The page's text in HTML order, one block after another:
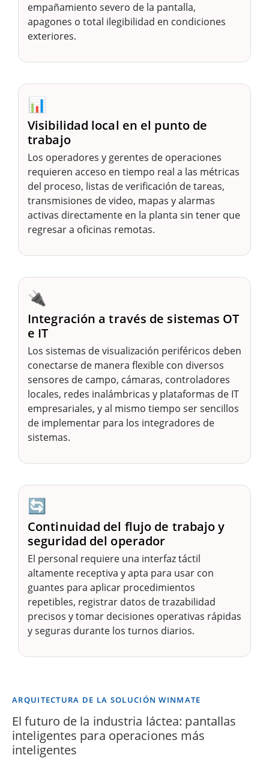
empañamiento severo de la pantalla,
apagones o total ilegibilidad en condiciones
exteriores.
📊
Visibilidad local en el punto de
trabajo
Los operadores y gerentes de operaciones
requieren acceso en tiempo real a las métricas
del proceso, listas de verificación de tareas,
transmisiones de video, mapas y alarmas
activas directamente en la planta sin tener que
regresar a oficinas remotas.
🔌
Integración a través de sistemas OT
e IT
Los sistemas de visualización periféricos deben
conectarse de manera flexible con diversos
sensores de campo, cámaras, controladores
locales, redes inalámbricas y plataformas de IT
empresariales, y al mismo tiempo ser sencillos
de implementar para los integradores de
sistemas.
🔄
Continuidad del flujo de trabajo y
seguridad del operador
El personal requiere una interfaz táctil
altamente receptiva y apta para usar con
guantes para aplicar procedimientos
repetibles, registrar datos de trazabilidad
precisos y tomar decisiones operativas rápidas
y seguras durante los turnos diarios.
ARQUITECTURA DE LA SOLUCIÓN WINMATE
El futuro de la industria láctea: pantallas
inteligentes para operaciones más
inteligentes